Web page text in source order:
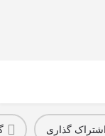
اشتراک گذاری